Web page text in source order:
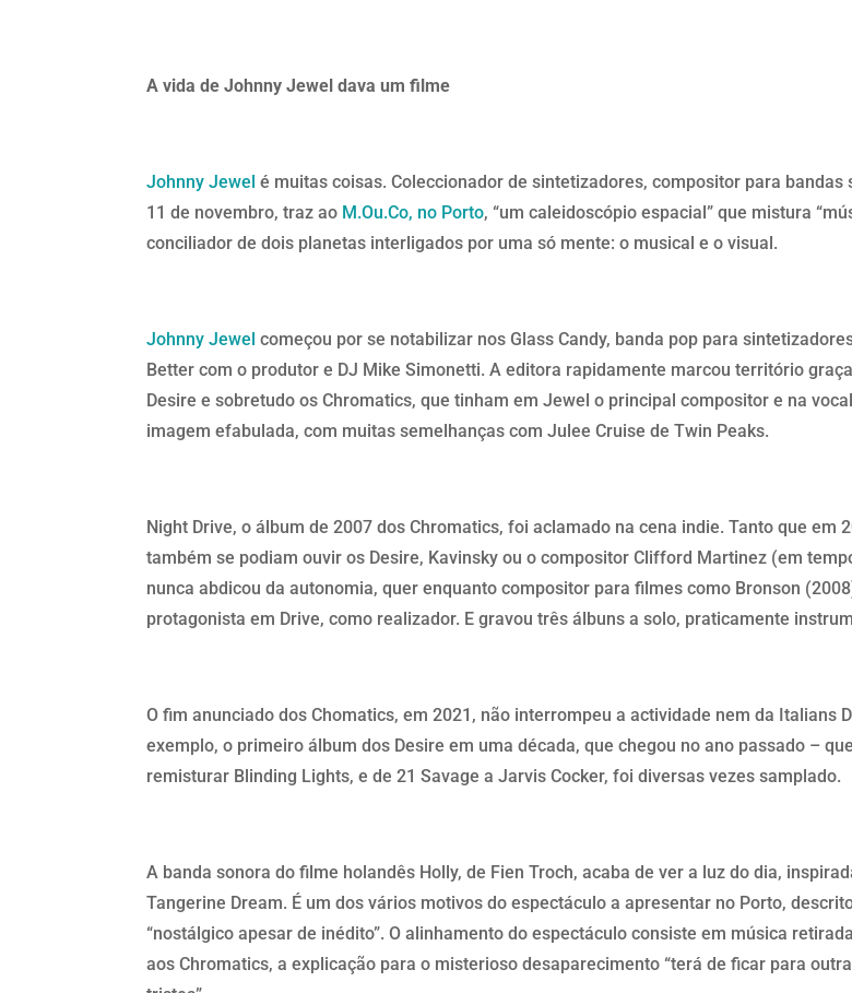
A vida de Johnny Jewel dava um filme
Johnny Jewel é muitas coisas. Coleccionador de sintetizadores, compositor para
11 de novembro, traz ao M.Ou.Co, no Porto, “um caleidoscópio espacial” que mistura
conciliador de dois planetas interligados por uma só mente: o musical e o visual.
Johnny Jewel começou por se notabilizar nos Glass Candy, banda pop para
Better com o produtor e DJ Mike Simonetti. A editora rapidamente marcou território
Desire e sobretudo os Chromatics, que tinham em Jewel o principal compositor e na
imagem efabulada, com muitas semelhanças com Julee Cruise de Twin Peaks.
Night Drive, o álbum de 2007 dos Chromatics, foi aclamado na cena indie. Tanto que em
também se podiam ouvir os Desire, Kavinsky ou o compositor Clifford Martinez (em
nunca abdicou da autonomia, quer enquanto compositor para filmes como Bronson
protagonista em Drive, como realizador. E gravou três álbuns a solo, praticamente
O fim anunciado dos Chomatics, em 2021, não interrompeu a actividade nem da Italians
exemplo, o primeiro álbum dos Desire em uma década, que chegou no ano passado –
remisturar Blinding Lights, e de 21 Savage a Jarvis Cocker, foi diversas vezes samplado.
A banda sonora do filme holandês Holly, de Fien Troch, acaba de ver a luz do dia,
Tangerine Dream. É um dos vários motivos do espectáculo a apresentar no Porto,
“nostálgico apesar de inédito”. O alinhamento do espectáculo consiste em música
aos Chromatics, a explicação para o misterioso desaparecimento “terá de ficar para